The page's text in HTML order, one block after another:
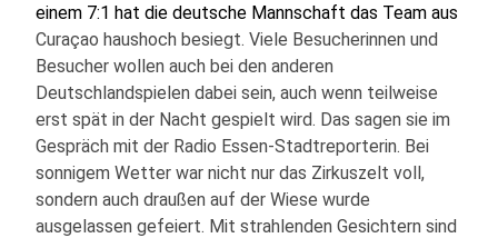
einem 7:1 hat die deutsche Mannschaft das Team aus
Curaçao haushoch besiegt. Viele Besucherinnen und
Besucher wollen auch bei den anderen
Deutschlandspielen dabei sein, auch wenn teilweise
erst spät in der Nacht gespielt wird. Das sagen sie im
Gespräch mit der Radio Essen-Stadtreporterin. Bei
sonnigem Wetter war nicht nur das Zirkuszelt voll,
sondern auch draußen auf der Wiese wurde
ausgelassen gefeiert. Mit strahlenden Gesichtern sind